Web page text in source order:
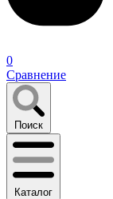
0
Сравнение
Поиск
Каталог